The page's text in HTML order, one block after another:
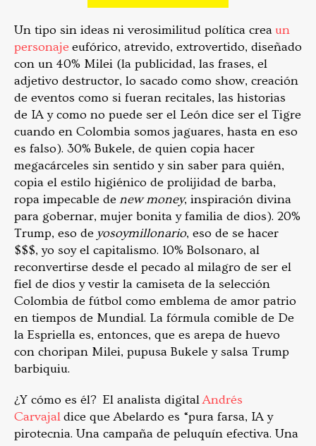
Un tipo sin ideas ni verosimilitud política crea un
personaje eufórico, atrevido, extrovertido, diseñado
con un 40% Milei (la publicidad, las frases, el
adjetivo destructor, lo sacado como show, creación
de eventos como si fueran recitales, las historias
de IA y como no puede ser el León dice ser el Tigre
cuando en Colombia somos jaguares, hasta en eso
es falso). 30% Bukele, de quien copia hacer
megacárceles sin sentido y sin saber para quién,
copia el estilo higiénico de prolijidad de barba,
ropa impecable denew money, inspiración divina
para gobernar, mujer bonita y familia de dios). 20%
Trump, eso de yosoymillonario, eso de se hacer
$$$, yo soy el capitalismo. 10% Bolsonaro, al
reconvertirse desde el pecado al milagro de ser el
fiel de dios y vestir la camiseta de la selección
Colombia de fútbol como emblema de amor patrio
en tiempos de Mundial. La fórmula comible de De
la Espriella es, entonces, que es arepa de huevo
con choripan Milei, pupusa Bukele y salsa Trump
barbiquiu.
¿Y cómo es él? El analista digitalAndrés
Carvajaldice que Abelardo es “pura farsa, IA y
pirotecnia. Una campaña de peluquín efectiva. Una